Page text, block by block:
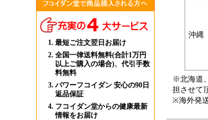
最短ご注文翌日お届け
全国一律送料無料(合計1万円
以上ご購入の場合)、代引手数
料無料
パワーフコイダン 安心の90日
返品保証
フコイダン堂からの健康最新
情報をお届け
沖縄
※北海道
担させて
※海外発